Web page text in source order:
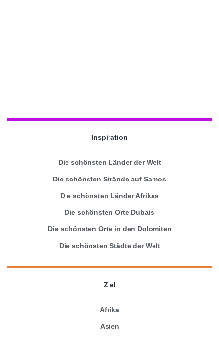
Inspiration
Die schönsten Länder der Welt
Die schönsten Strände auf Samos
Die schönsten Länder Afrikas
Die schönsten Orte Dubais
Die schönsten Orte in den Dolomiten
Die schönsten Städte der Welt
Ziel
Afrika
Asien